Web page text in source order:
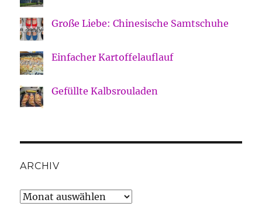
Große Liebe: Chinesische Samtschuhe
Einfacher Kartoffelauflauf
Gefüllte Kalbsrouladen
ARCHIV
Archiv